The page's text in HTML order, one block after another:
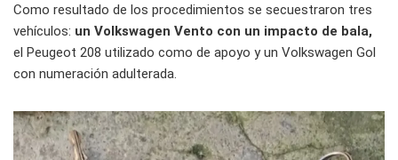
Como resultado de los procedimientos se secuestraron tres
vehículos: un Volkswagen Vento con un impacto de bala,
el Peugeot 208 utilizado como de apoyo y un Volkswagen Gol
con numeración adulterada.